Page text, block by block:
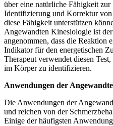
über eine natürliche Fähigkeit
Identifizierung und Korrektur
diese Fähigkeit unterstützen
Angewandten Kinesiologie ist
angenommen, dass die Reaktion
Indikator für den energetischen
Therapeut verwendet diesen
im Körper zu identifizieren.
Anwendungen der
Die Anwendungen der
und reichen von der
Einige der häufigsten